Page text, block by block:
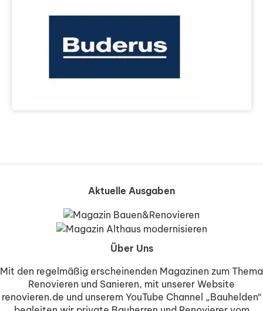
Aktuelle Ausgaben
Über Uns
Mit den regelmäßig erscheinenden Magazinen zum Thema
Renovieren und Sanieren, mit unserer Website
renovieren.de und unserem YouTube Channel „Bauhelden“